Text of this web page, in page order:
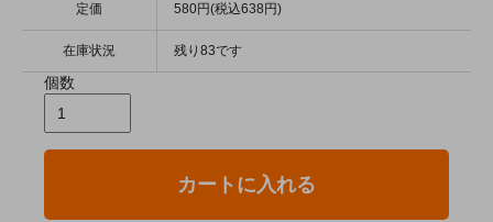
定価 580円(税込638円)
在庫状況 残り83です
個数
カートに入れる